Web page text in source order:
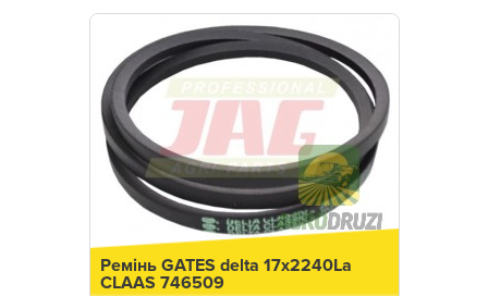
Ремінь GATES delta 17x2240La
CLAAS 746509